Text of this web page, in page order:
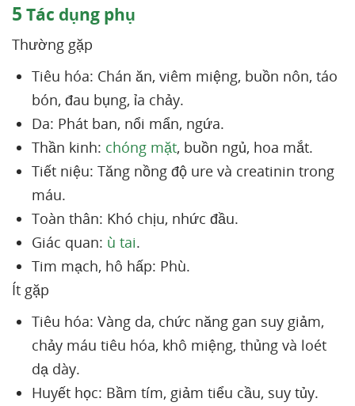
5 Tác dụng phụ
Thường gặp
Tiêu hóa: Chán ăn, viêm miệng, buồn nôn, táo
bón, đau bụng, ỉa chảy.
Da: Phát ban, nổi mẩn, ngứa.
Thần kinh: chóng mặt, buồn ngủ, hoa mắt.
Tiết niệu: Tăng nồng độ ure và creatinin trong
máu.
Toàn thân: Khó chịu, nhức đầu.
Giác quan: ù tai.
Tim mạch, hô hấp: Phù.
Ít gặp
Tiêu hóa: Vàng da, chức năng gan suy giảm,
chảy máu tiêu hóa, khô miệng, thủng và loét
dạ dày.
Huyết học: Bầm tím, giảm tiểu cầu, suy tủy.